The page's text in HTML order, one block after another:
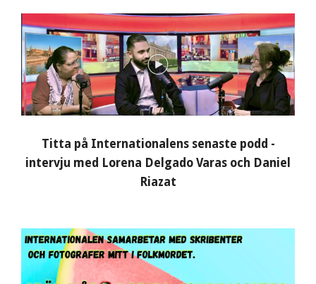
Titta på Internationalens senaste podd -
intervju med Lorena Delgado Varas och Daniel
Riazat